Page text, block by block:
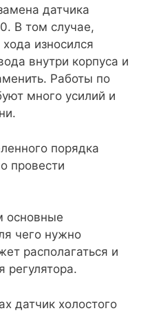
датчика
В том случае,
износился
внутри корпуса и
Работы по
много усилий и
порядка
провести
основные
чего нужно
располагаться и
регулятора.
датчик холостого